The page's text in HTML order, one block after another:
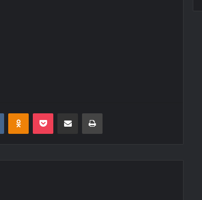
VKontakteOdnoklassniki
Pocket E-Posta ile paylaş Yazdır